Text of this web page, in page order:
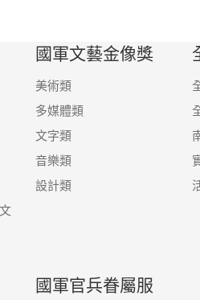
國軍文藝金像獎
美術類
多媒體類
文字類
音樂類
設計類
國軍官兵眷屬服